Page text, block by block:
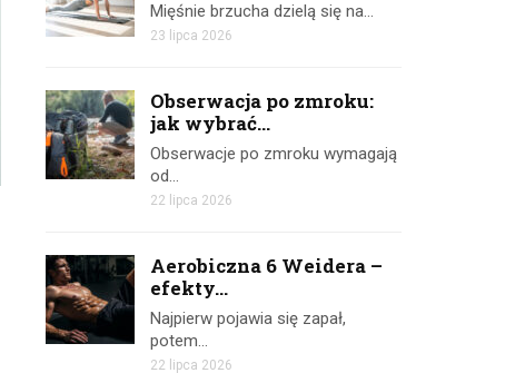
Mięśnie brzucha dzielą się na…
23 lipca 2026
Obserwacja po zmroku:
jak wybrać...
Obserwacje po zmroku wymagają
od…
22 lipca 2026
Aerobiczna 6 Weidera –
efekty...
Najpierw pojawia się zapał,
potem…
22 lipca 2026